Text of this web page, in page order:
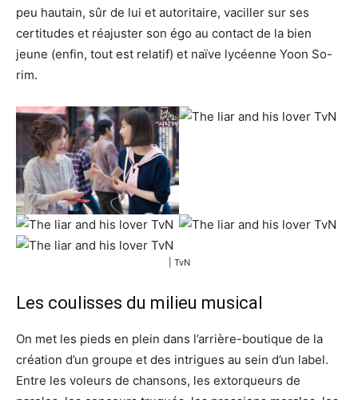
peu hautain, sûr de lui et autoritaire, vaciller sur ses
certitudes et réajuster son égo au contact de la bien
jeune (enfin, tout est relatif) et naïve lycéenne Yoon So-
rim.
| TvN
Les coulisses du milieu musical
On met les pieds en plein dans l’arrière-boutique de la
création d’un groupe et des intrigues au sein d’un label.
Entre les voleurs de chansons, les extorqueurs de